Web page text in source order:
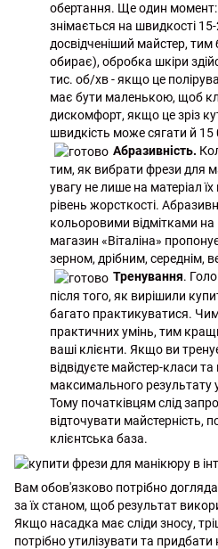
обертання. Ще один
знімається на швидкості
досвідченіший майстер, тим
обирає), обробка шкіри
тис. об/хв - якщо це
має бути маленькою, щоб
дискомфорт, якщо це зріз
швидкість може сягати й 15
Абразивність.
тим, як вибрати фрези для
увагу не лише на матеріал
рівень жорсткості.
кольоровими відмітками
магазин «Віталіна»
зерном, дрібним, середнім,
Тренування.
після того, як вирішили
багато практикуватися.
практичних умінь, тим
ваші клієнти. Якщо ви
відвідуєте майстер-класи
максимального результату
Тому початківцям слід
відточувати майстерність,
клієнтська база.
Вам обов'язково потрібно
за їх станом, щоб результат
Якщо насадка має сліди зносу,
потрібно утилізувати та